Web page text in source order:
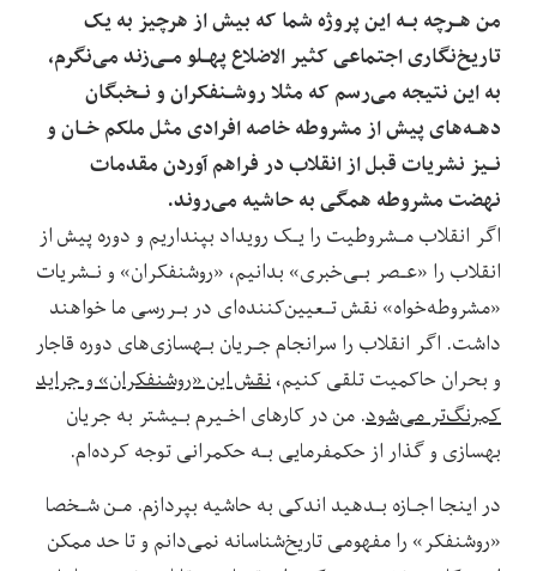
من‌ هـرچه‌ بـه این پروژه شما که بیش‌ از‌ هرچیز به‌ یک‌
تاریخ‌نگاری‌ اجتماعی کثیر الاضلاع پهـلو‌ مـی‌زند می‌نگرم،
به این نتیجه می‌رسم که مثلا روشـنفکران و نـخبگان
دهـه‌های پیش از مشروطه خاصه‌ افرادی‌ مثل ملکم خـان و
نـیز نشریات‌ قبل‌ از‌ انقلاب‌ در‌ فراهم آوردن مقدمات‌
نهضت‌ مشروطه همگی به حاشیه می‌روند.
اگر انقلاب مـشروطیت را یـک رویداد بپنداریم و دوره پیش از‌
انقلاب‌ را «عـصر‌ بـی‌خبری» بدانیم، «روشنفکران» و نـشریات
«مشروطه‌خواه» نقش تـعیین‌کننده‌ای در بـررسی ما‌ خواهند‌
داشت. اگر‌ انقلاب‌ را‌ سرانجام‌ جـریان بـهسازی‌های دوره قاجار
و بحران حاکمیت تلقی کنیم،نقش این «روشنفکران» و جراید
کمرنگ‌تر می‌شود. من در کارهای اخـیرم بـیشتر به جریان
بهسازی و گذار از حکمفرمایی بـه حکمرانی‌ توجه کرده‌ام.
در اینجا اجـازه بـدهید اندکی به حاشیه بپردازم. مـن شـخصا
«روشنفکر» را مفهومی تاریخ‌شناسانه نمی‌دانم و تا حد ممکن